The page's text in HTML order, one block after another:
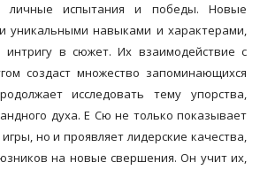
личные испытания и победы. Новые
уникальными навыками и характерами,
в сюжет. Их взаимодействие с
создаст множество запоминающихся
исследовать тему упорства,
духа. Е Сю не только показывает
но и проявляет лидерские качества,
на новые свершения. Он учит их,